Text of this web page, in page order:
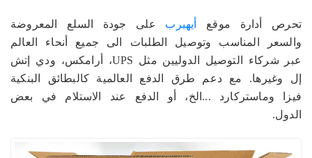
تحرص أدارة موقع أيهيرب على جودة السلع المعروضة
والسعر المناسب وتوصيل الطلبات الى جميع أنحاء العالم
عبر شركاء التوصيل الدوليين مثل UPS، أرامكس، ودي إتش
إل وغيرها. مع دعم طرق الدفع العالمية كالبطائق البنكية
فيزا وماستركارد ...الخ، أو الدفع عند الاستلام في بعض
الدول.